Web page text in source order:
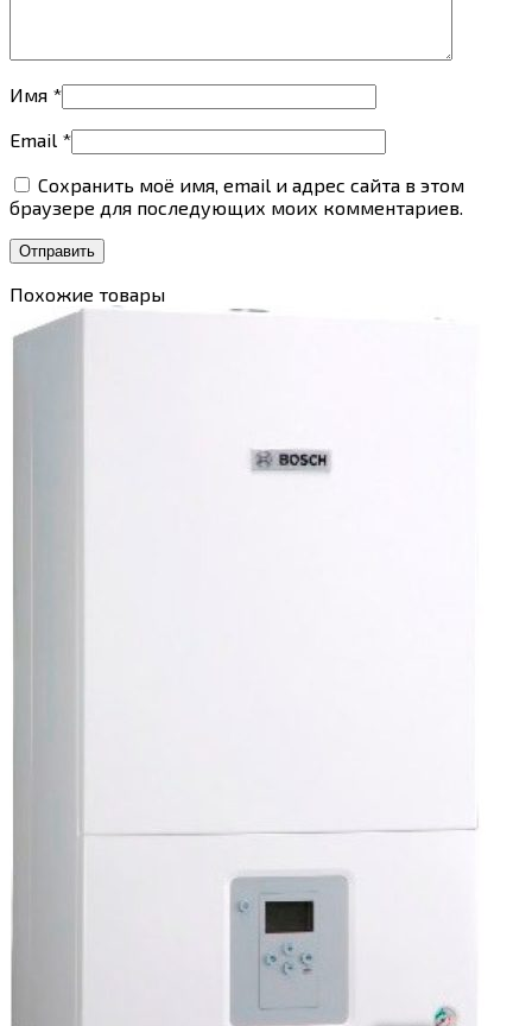
Имя *
Email *
Сохранить моё имя, email и адрес сайта в этом
браузере для последующих моих комментариев.
Похожие товары